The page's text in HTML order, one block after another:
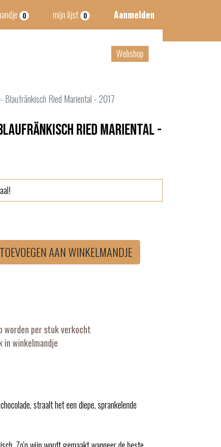
0 mijn lijst 0 Aanmelden
Webshop
Blaufränkisch Ried Mariental - 2017
Ried Mariental -
TOEVOEGEN AAN WINKELMANDJE
worden per stuk verkocht
in winkelmandje
straalt het een diepe, sprankelende